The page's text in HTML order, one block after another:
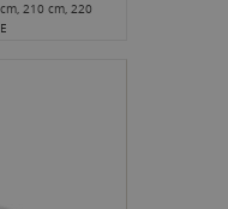
210 cm, 220